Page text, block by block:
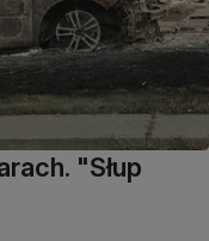
"Słup